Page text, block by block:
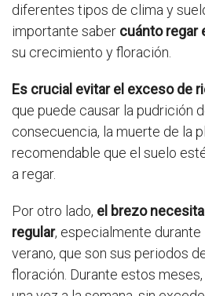
diferentes tipos de clima y
importante saber cuánto regar
su crecimiento y floración.
Es crucial evitar el exceso de
que puede causar la pudrición
consecuencia, la muerte de la
recomendable que el suelo
a regar.
Por otro lado, el brezo
regular, especialmente durante
verano, que son sus periodos
floración. Durante estos